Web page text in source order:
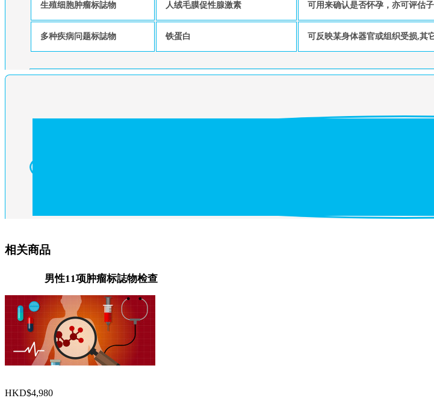
生殖细胞肿瘤标誌物 人绒毛膜促性腺激素 可用来确认是否怀孕，亦可评估
多种疾病问题标誌物 铁蛋白 可反映某身体器官或组织受损,其
相关商品
男性11项肿瘤标誌物检查
HKD$4,980